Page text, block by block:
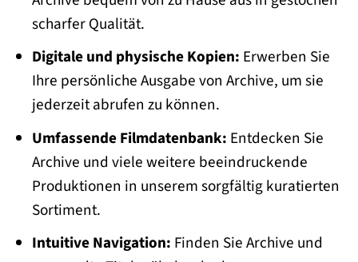
scharfer Qualität.
Digitale und physische Kopien: Erwerben Sie
Ihre persönliche Ausgabe von Archive, um sie
jederzeit abrufen zu können.
Umfassende Filmdatenbank: Entdecken Sie
Archive und viele weitere beeindruckende
Produktionen in unserem sorgfältig kuratierten
Sortiment.
Intuitive Navigation: Finden Sie Archive und